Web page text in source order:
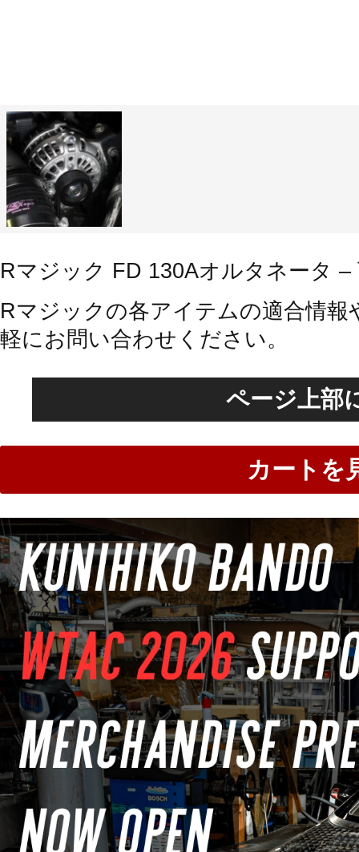
Rマジック FD 130Aオルタネータ –
Rマジックの各アイテムの適合情報
軽にお問い合わせください。
ページ上部
カートを